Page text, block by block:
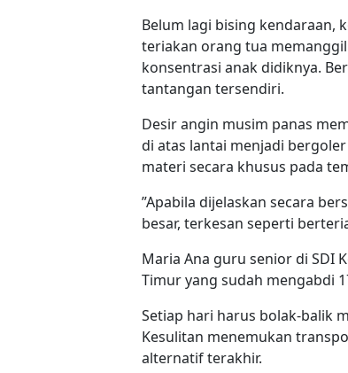
Belum lagi bising kendaraan,
teriakan orang tua
konsentrasi anak didiknya.
tantangan tersendiri.
Desir angin musim panas
di atas lantai menjadi
materi secara khusus pada
”Apabila dijelaskan secara
besar, terkesan seperti
Maria Ana guru senior di SDI
Timur yang sudah mengabdi
Setiap hari harus bolak-balik
Kesulitan menemukan
alternatif terakhir.